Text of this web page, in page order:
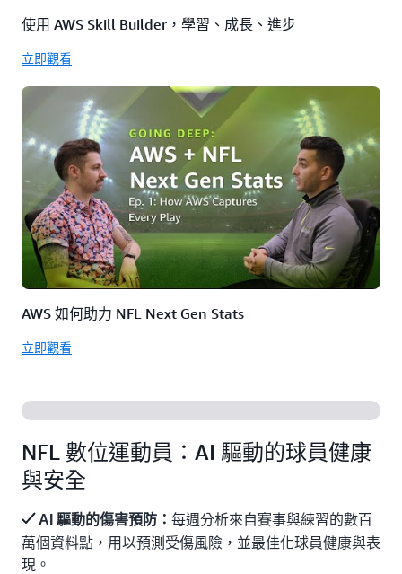
使用 AWS Skill Builder，學習、成長、進步
立即觀看
AWS 如何助力 NFL Next Gen Stats
立即觀看
NFL 數位運動員：AI 驅動的球員健康
與安全
AI 驅動的傷害預防： 每週分析來自賽事與練習的數百
萬個資料點，用以預測受傷風險，並最佳化球員健康與表
現。